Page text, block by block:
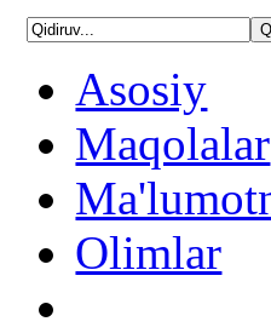
Asosiy
Maqolalar
Olimlar